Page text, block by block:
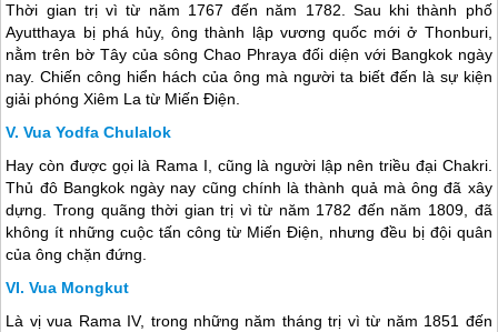
Thời gian trị vì từ năm 1767 đến năm 1782. Sau khi thành phố
Ayutthaya bị phá hủy, ông thành lập vương quốc mới ở Thonburi,
nằm trên bờ Tây của sông Chao Phraya đối diện với Bangkok ngày
nay. Chiến công hiển hách của ông mà người ta biết đến là sự kiện
giải phóng Xiêm La từ Miến Điện.
Vua Yodfa Chulalok
Hay còn được gọi là Rama I, cũng là người lập nên triều đại Chakri.
Thủ đô Bangkok ngày nay cũng chính là thành quả mà ông đã xây
dựng. Trong quãng thời gian trị vì từ năm 1782 đến năm 1809, đã
không ít những cuộc tấn công từ Miến Điện, nhưng đều bị đội quân
của ông chặn đứng.
Vua Mongkut
Là vị vua Rama IV, trong những năm tháng trị vì từ năm 1851 đến